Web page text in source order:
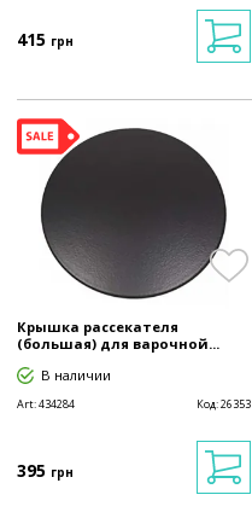
415 грн
Крышка рассекателя
(большая) для варочной...
В наличии
Art:434284 Код:26353
395 грн